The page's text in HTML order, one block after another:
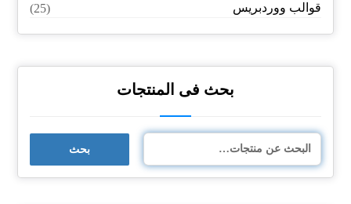
قوالب ووردبريس
(25)
بحث فى المنتجات
بحث